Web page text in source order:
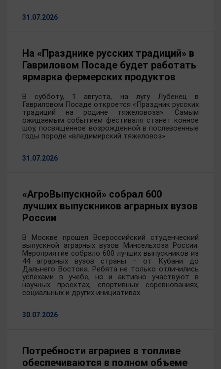
31.07.2026
На «Празднике русских традиций» в
Гавриловом Посаде будет работать
ярмарка фермерских продуктов
В субботу, 1 августа, на лугу Лубенец в
Гавриловом Посаде откроется «Праздник русских
традиций на родине тяжеловоза». Самым
ожидаемым событием фестиваля станет конное
шоу, посвященное возрожденной в послевоенные
годы породе «владимирский тяжеловоз».
31.07.2026
«АгроВыпускной» собрал 600
лучших выпускников аграрных вузов
России
В Москве прошел Всероссийский студенческий
выпускной аграрных вузов Минсельхоза России.
Мероприятие собрало 600 лучших выпускников из
44 аграрных вузов страны – от Кубани до
Дальнего Востока. Ребята не только отличились
успехами в учебе, но и активно участвуют в
научных проектах, спортивных соревнованиях,
социальных и других инициативах.
30.07.2026
Потребности аграриев в топливе
обеспечиваются в полном объеме